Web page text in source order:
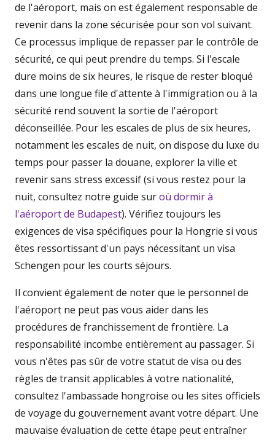
de l'aéroport, mais on est également responsable de
revenir dans la zone sécurisée pour son vol suivant.
Ce processus implique de repasser par le contrôle de
sécurité, ce qui peut prendre du temps. Si l'escale
dure moins de six heures, le risque de rester bloqué
dans une longue file d'attente à l'immigration ou à la
sécurité rend souvent la sortie de l'aéroport
déconseillée. Pour les escales de plus de six heures,
notamment les escales de nuit, on dispose du luxe du
temps pour passer la douane, explorer la ville et
revenir sans stress excessif (si vous restez pour la
nuit, consultez notre guide suroù dormir à
l'aéroport de Budapest). Vérifiez toujours les
exigences de visa spécifiques pour la Hongrie si vous
êtes ressortissant d'un pays nécessitant un visa
Schengen pour les courts séjours.
Il convient également de noter que le personnel de
l'aéroport ne peut pas vous aider dans les
procédures de franchissement de frontière. La
responsabilité incombe entièrement au passager. Si
vous n'êtes pas sûr de votre statut de visa ou des
règles de transit applicables à votre nationalité,
consultez l'ambassade hongroise ou les sites officiels
de voyage du gouvernement avant votre départ. Une
mauvaise évaluation de cette étape peut entraîner